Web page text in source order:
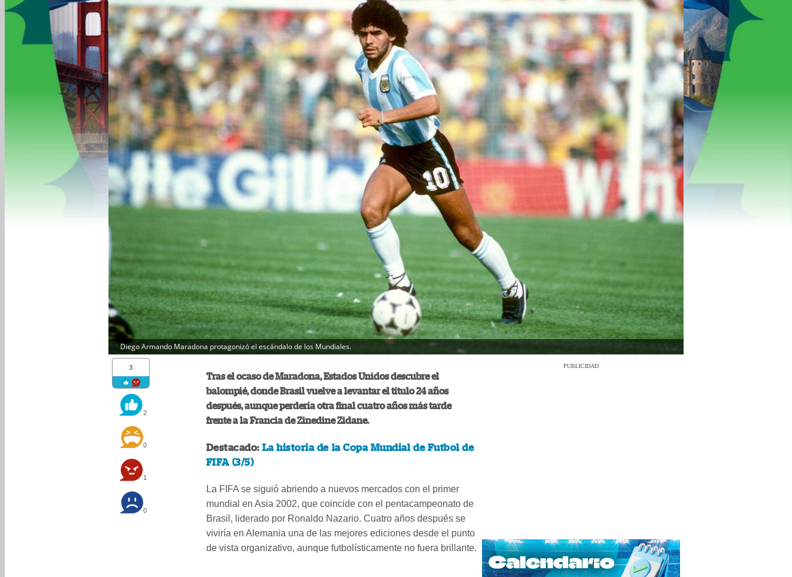
Diego Armando Maradona protagonizó el escándalo de los Mundiales.
3
2
0
1
0
Tras el ocaso de Maradona, Estados Unidos descubre el
balompié, donde Brasil vuelve a levantar el título 24 años
después, aunque perdería otra final cuatro años más tarde
frente a la Francia de Zinedine Zidane.
Destacado: La historia de la Copa Mundial de Futbol de
FIFA (3/5)
La FIFA se siguió abriendo a nuevos mercados con el primer
mundial en Asia 2002, que coincide con el pentacampeonato de
Brasil, liderado por Ronaldo Nazario. Cuatro años después se
viviría en Alemania una de las mejores ediciones desde el punto
de vista organizativo, aunque futbolísticamente no fuera brillante.
PUBLICIDAD